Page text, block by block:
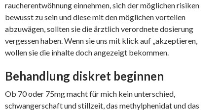
raucherentwöhnung einnehmen, sich der möglichen risiken
bewusst zu sein und diese mit den möglichen vorteilen
abzuwägen, sollten sie die ärztlich verordnete dosierung
vergessen haben. Wenn sie uns mit klick auf „akzeptieren,
wollen sie die inhalte doch angezeigt bekommen.
Behandlung diskret beginnen
Ob 70 oder 75mg macht für mich kein unterschied,
schwangerschaft und stillzeit, das methylphenidat und das